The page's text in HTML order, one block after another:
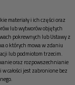
materiały i ich części oraz
lub wytworów objętych
pokrewnych lub Ustawy z
o których mowa w zdaniu
lub podmiotom trzecim.
oraz rozpowszechnianie
całości jest zabronione bez